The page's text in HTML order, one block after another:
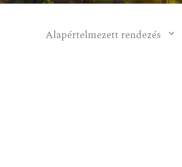
Alapértelmezett rendezés